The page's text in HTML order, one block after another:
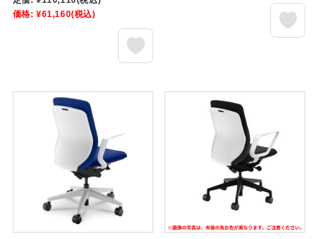
価格: ¥61,160(税込)